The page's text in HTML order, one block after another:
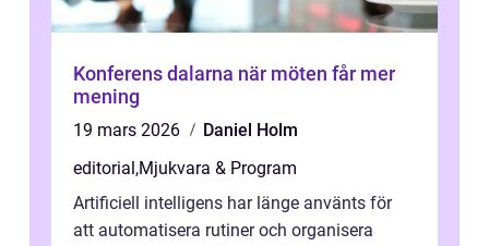
Konferens dalarna när möten får mer
mening
19 mars 2026
Daniel Holm
editorial,Mjukvara & Program
Artificiell intelligens har länge använts för
att automatisera rutiner och organisera